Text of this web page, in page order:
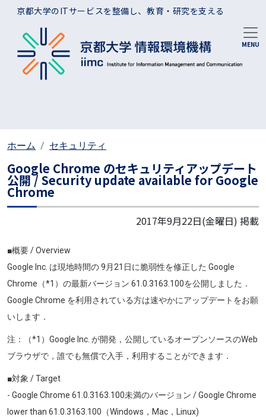
メインコンテンツに移動
京都大学のITサービスを整備し、教育・研究を支える
ホーム セキュリティ
Google Chrome のセキュリティアップデート
公開 / Security update available for Google
Chrome
2017年9月22日(金曜日) 掲載
■概要 / Overview
Google Inc. は現地時間の 9月21日に脆弱性を修正した Google
Chrome（*1）の最新バージョン 61.0.3163.100を公開しました．
Google Chrome を利用されている方は速やかにアップデートをお願
いします．
注：（*1）Google Inc. が開発，公開しているオープンソースのWeb
ブラウザで，誰でも無償で入手，利用することができます．
■対象 / Target
- Google Chrome 61.0.3163.100未満のバージョン / Google Chrome
lower than 61.0.3163.100 （Windows，Mac ，Linux)